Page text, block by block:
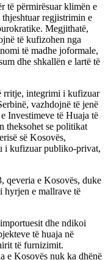
të përmirësuar klimën e
regjistrimin e
Megjithatë,
të kufizohen nga
të madhe joformale,
dhe shkallën e lartë të
rritje, integrimi i kufizuar
vazhdojnë të jenë
Investimeve të Huaja të
theksohet se politikat
së Kosovës,
i kufizuar publiko-privat,
qeveria e Kosovës, duke
hyrjen e mallrave të
dhe ndikoi
të huaja në
të furnizimit.
e Kosovës nuk ka dhënë